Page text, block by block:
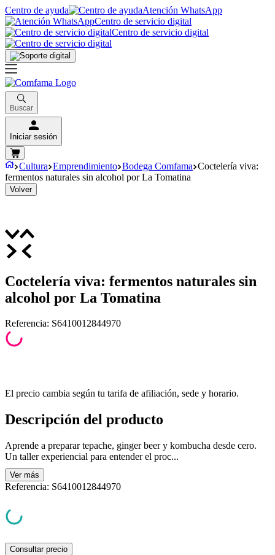
Centro de ayuda
Atención WhatsApp
Centro de servicio digital
Centro de servicio digital
Buscar
Iniciar sesión
Cultura Emprendimiento Bodega Comfama Coctelería viva:
fermentos naturales sin alcohol por La Tomatina
Volver
Coctelería viva: fermentos naturales sin
alcohol por La Tomatina
Referencia: S6410012844970
El precio cambia según tu tarifa de afiliación, sede y horario.
Descripción del producto
Aprende a preparar tepache, ginger beer y kombucha desde cero.
Un taller experiencial para entender el proc...
Ver más
Referencia: S6410012844970
Consultar precio